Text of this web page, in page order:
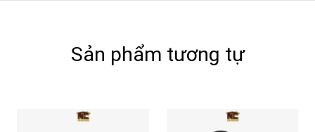
Sản phẩm tương tự